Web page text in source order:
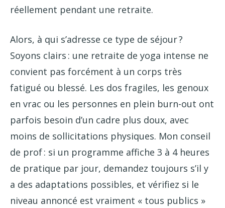
réellement pendant une retraite.
Alors, à qui s’adresse ce type de séjour ?
Soyons clairs : une retraite de yoga intense ne
convient pas forcément à un corps très
fatigué ou blessé. Les dos fragiles, les genoux
en vrac ou les personnes en plein burn-out ont
parfois besoin d’un cadre plus doux, avec
moins de sollicitations physiques. Mon conseil
de prof : si un programme affiche 3 à 4 heures
de pratique par jour, demandez toujours s’il y
a des adaptations possibles, et vérifiez si le
niveau annoncé est vraiment « tous publics »